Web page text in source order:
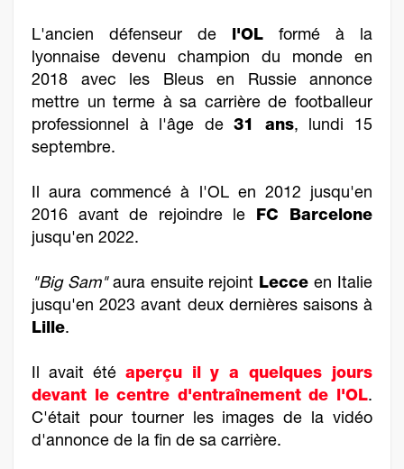
L'ancien défenseur de l'OLformé à la
lyonnaise devenu champion du monde en
2018 avec les Bleus en Russie annonce
mettre un terme à sa carrière de footballeur
professionnel à l'âge de31 ans, lundi 15
septembre.
Il aura commencé à l'OL en 2012 jusqu'en
2016 avant de rejoindre le FC Barcelone
jusqu'en 2022.
"Big Sam"aura ensuite rejoint Lecceen Italie
jusqu'en 2023 avant deux dernières saisons à
Lille.
Il avait été aperçu il y a quelques jours
devant le centre d'entraînement de l'OL.
C'était pour tourner les images de la vidéo
d'annonce de la fin de sa carrière.